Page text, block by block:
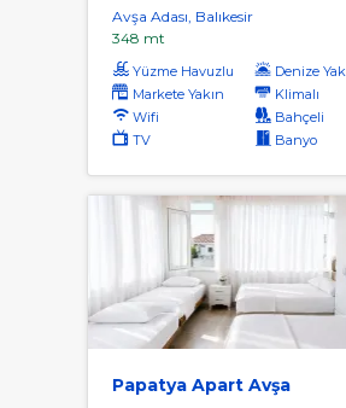
Avşa Adası, Balıkesir
348 mt
Yüzme Havuzlu
Denize
Markete Yakın
Klimalı
Wifi
Bahçeli
TV
Banyo
Papatya Apart Avşa